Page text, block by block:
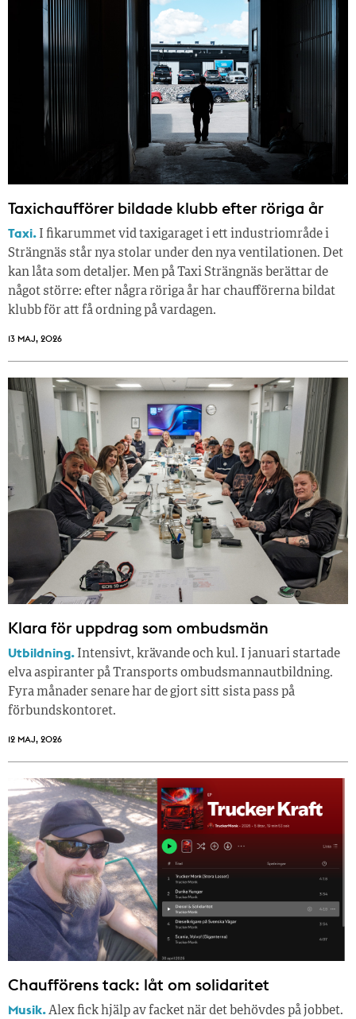
Taxichaufförer bildade klubb efter röriga år
Taxi. I fikarummet vid taxigaraget i ett industriområde i
Strängnäs står nya stolar under den nya ventilationen. Det
kan låta som detaljer. Men på Taxi Strängnäs berättar de
något större: efter några röriga år har chaufförerna bildat
klubb för att få ordning på vardagen.
13 MAJ, 2026
Klara för uppdrag som ombudsmän
Utbildning. Intensivt, krävande och kul. I januari startade
elva aspiranter på Transports ombudsmannautbildning.
Fyra månader senare har de gjort sitt sista pass på
förbundskontoret.
12 MAJ, 2026
Chaufförens tack: låt om solidaritet
Musik.Alex fick hjälp av facket när det behövdes på jobbet.